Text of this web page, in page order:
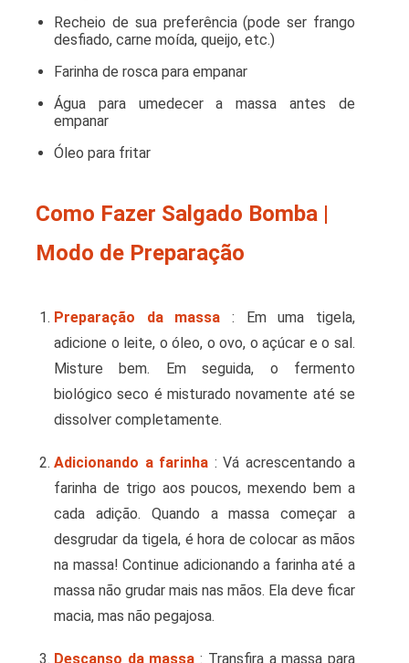
Recheio de sua preferência (pode ser frango
desfiado, carne moída, queijo, etc.)
Farinha de rosca para empanar
Água para umedecer a massa antes de
empanar
Óleo para fritar
Como Fazer Salgado Bomba |
Modo de Preparação
Preparação da massa : Em uma tigela,
adicione o leite, o óleo, o ovo, o açúcar e o sal.
Misture bem. Em seguida, o fermento
biológico seco é misturado novamente até se
dissolver completamente.
Adicionando a farinha : Vá acrescentando a
farinha de trigo aos poucos, mexendo bem a
cada adição. Quando a massa começar a
desgrudar da tigela, é hora de colocar as mãos
na massa! Continue adicionando a farinha até a
massa não grudar mais nas mãos. Ela deve ficar
macia, mas não pegajosa.
Descanso da massa : Transfira a massa para